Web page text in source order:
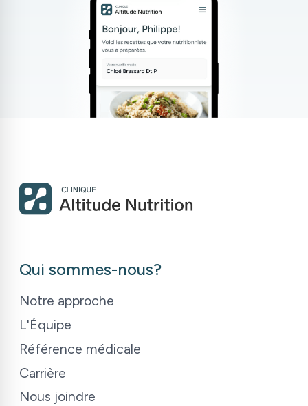
Qui sommes-nous?
Notre approche
L'Équipe
Référence médicale
Carrière
Nous joindre